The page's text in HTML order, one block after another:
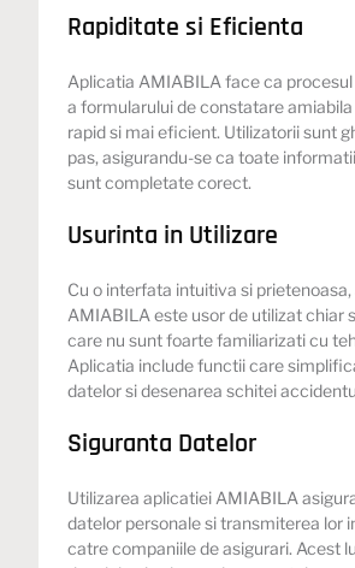
Rapiditate si Eficienta
Aplicatia AMIABILA face ca
a formularului de constatare
rapid si mai eficient. Utilizatorii sunt
pas, asigurandu-se ca toate
sunt completate corect.
Usurinta in Utilizare
Cu o interfata intuitiva si
AMIABILA este usor de utilizat chiar
care nu sunt foarte familiarizati cu
Aplicatia include functii care
datelor si desenarea schitei
Siguranta Datelor
Utilizarea aplicatiei AMIABILA
datelor personale si transmiterea lor
catre companiile de asigurari. Acest